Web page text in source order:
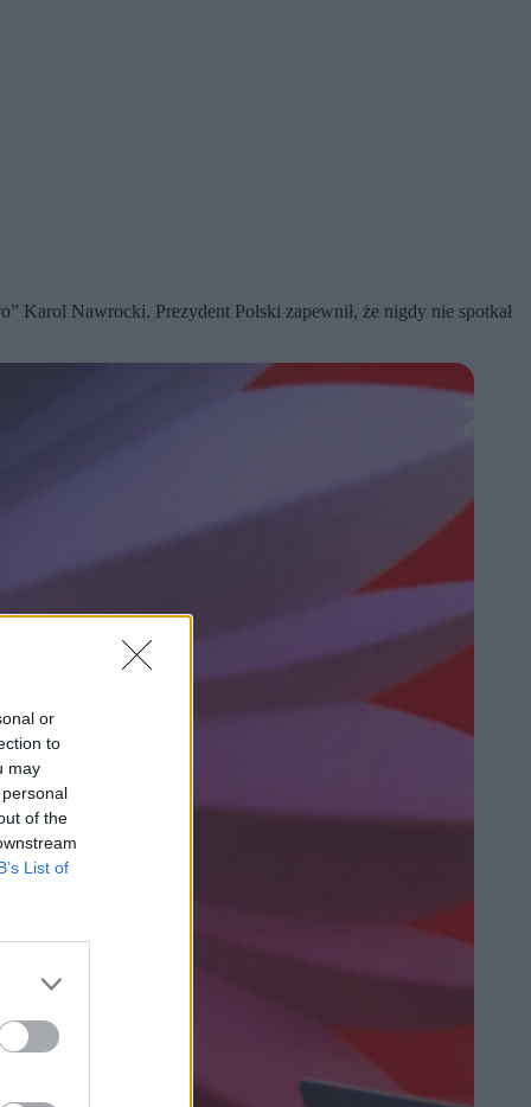
or
to
may
of the
List of
Karol Nawrocki. Prezydent Polski zapewnił, że nigdy nie spotkał